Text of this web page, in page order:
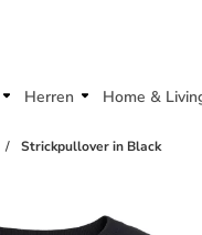
Herren Home &
Strickpullover in Black